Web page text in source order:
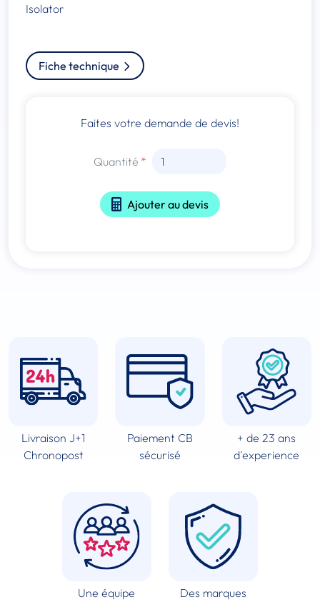
Isolator
Fiche technique
Faites votre demande de devis!
Quantité
Ajouter au devis
Livraison J+1
Chronopost
Paiement CB
sécurisé
+ de 23 ans
d'experience
Une équipe
Des marques